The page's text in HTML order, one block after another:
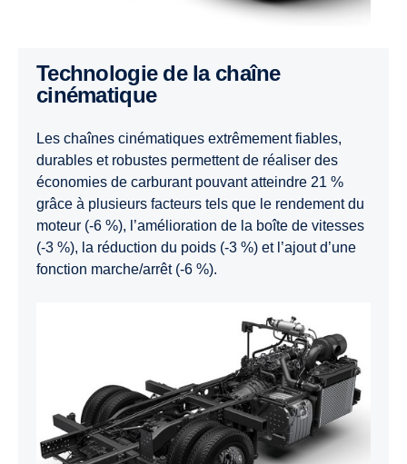
Technologie de la chaîne
cinématique
Les chaînes cinématiques extrêmement fiables,
durables et robustes permettent de réaliser des
économies de carburant pouvant atteindre 21 %
grâce à plusieurs facteurs tels que le rendement du
moteur (-6 %), l’amélioration de la boîte de vitesses
(-3 %), la réduction du poids (-3 %) et l’ajout d’une
fonction marche/arrêt (-6 %).